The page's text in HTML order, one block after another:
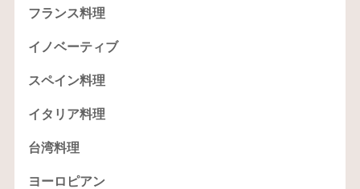
フランス料理
イノベーティブ
スペイン料理
イタリア料理
台湾料理
ヨーロピアン